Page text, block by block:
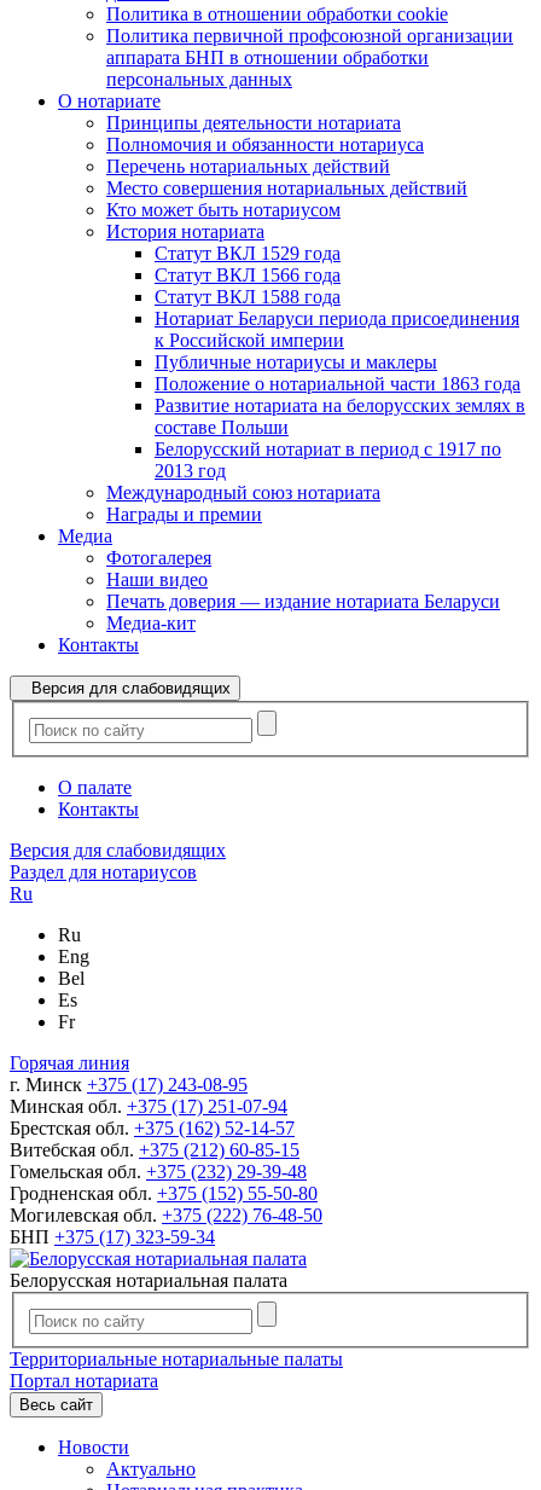
Политика в отношении обработки cookie
Политика первичной профсоюзной организации
аппарата БНП в отношении обработки
персональных данных
О нотариате
Принципы деятельности нотариата
Полномочия и обязанности нотариуса
Перечень нотариальных действий
Место совершения нотариальных действий
Кто может быть нотариусом
История нотариата
Статут ВКЛ 1529 года
Статут ВКЛ 1566 года
Статут ВКЛ 1588 года
Нотариат Беларуси периода присоединения
к Российской империи
Публичные нотариусы и маклеры
Положение о нотариальной части 1863 года
Развитие нотариата на белорусских землях в
составе Польши
Белорусский нотариат в период с 1917 по
2013 год
Международный союз нотариата
Награды и премии
Медиа
Фотогалерея
Наши видео
Печать доверия — издание нотариата Беларуси
Медиа-кит
Контакты
Версия для слабовидящих
О палате
Контакты
Версия для слабовидящих
Раздел для нотариусов
Ru
Ru
Eng
Bel
Es
Fr
Горячая линия
г. Минск +375 (17) 243-08-95
Минская обл. +375 (17) 251-07-94
Брестская обл. +375 (162) 52-14-57
Витебская обл. +375 (212) 60-85-15
Гомельская обл. +375 (232) 29-39-48
Гродненская обл. +375 (152) 55-50-80
Могилевская обл. +375 (222) 76-48-50
БНП +375 (17) 323-59-34
Белорусская нотариальная палата
Территориальные нотариальные палаты
Портал нотариата
Весь сайт
Новости
Актуально